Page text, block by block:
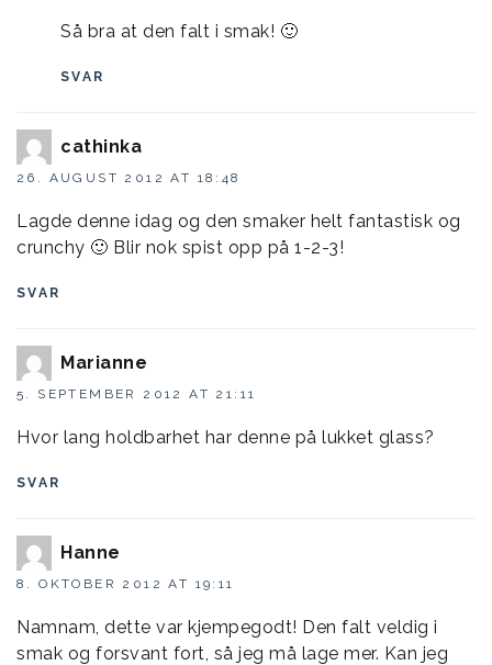
Så bra at den falt i smak! 🙂
SVAR
cathinka
26. AUGUST 2012 AT 18:48
Lagde denne idag og den smaker helt fantastisk og
crunchy 🙂 Blir nok spist opp på 1-2-3!
SVAR
Marianne
5. SEPTEMBER 2012 AT 21:11
Hvor lang holdbarhet har denne på lukket glass?
SVAR
Hanne
8. OKTOBER 2012 AT 19:11
Namnam, dette var kjempegodt! Den falt veldig i
smak og forsvant fort, så jeg må lage mer. Kan jeg